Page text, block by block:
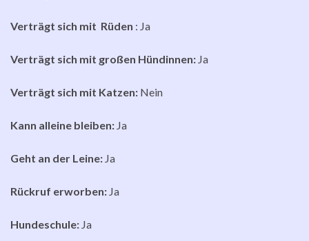
Verträgt sich mit Rüden : Ja
Verträgt sich mit großen Hündinnen: Ja
Verträgt sich mit Katzen: Nein
Kann alleine bleiben: Ja
Geht an der Leine: Ja
Rückruf erworben: Ja
Hundeschule: Ja